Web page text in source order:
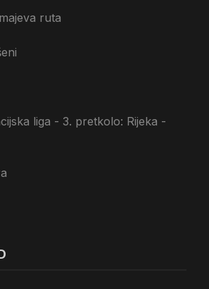
ruta
liga - 3. pretkolo: Rijeka -